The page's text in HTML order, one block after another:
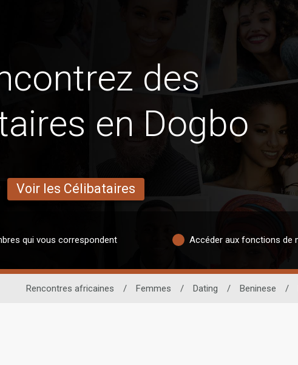
des
en Dogbo
Voir les Célibataires
qui vous correspondent Accéder aux fonctions de
Rencontres africaines / Femmes / Dating / Beninese /